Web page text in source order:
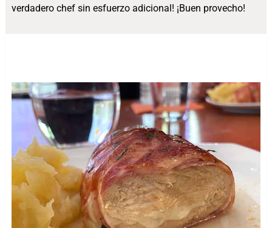
verdadero chef sin esfuerzo adicional! ¡Buen provecho!